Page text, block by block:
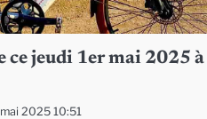
ce jeudi 1er mai 2025 à
2025 10:51